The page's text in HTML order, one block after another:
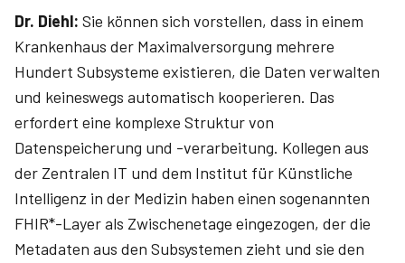
Dr. Diehl: Sie können sich vorstellen, dass in einem
Krankenhaus der Maximalversorgung mehrere
Hundert Subsysteme existieren, die Daten verwalten
und keineswegs automatisch kooperieren. Das
erfordert eine komplexe Struktur von
Datenspeicherung und -verarbeitung. Kollegen aus
der Zentralen IT und dem Institut für Künstliche
Intelligenz in der Medizin haben einen sogenannten
FHIR*-Layer als Zwischenetage eingezogen, der die
Metadaten aus den Subsystemen zieht und sie den